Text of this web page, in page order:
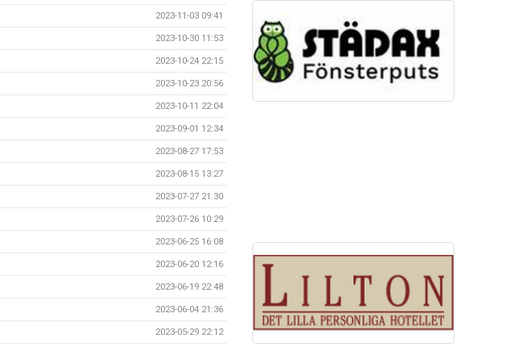
2023-11-03 09:41
2023-10-30 11:53
2023-10-24 22:15
2023-10-23 20:56
2023-10-11 22:04
2023-09-01 12:34
2023-08-27 17:53
2023-08-15 13:27
2023-07-27 21:30
2023-07-26 10:29
2023-06-25 16:08
2023-06-20 12:16
2023-06-19 22:48
2023-06-04 21:36
2023-05-29 22:12